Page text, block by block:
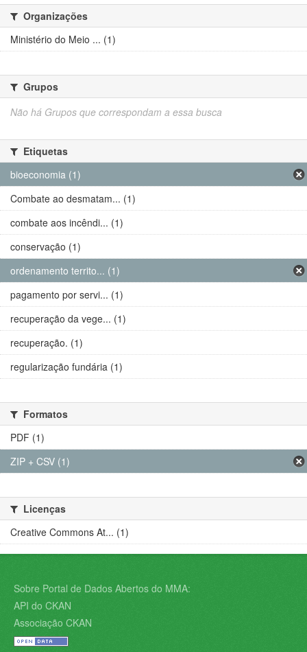
Organizações
Ministério do Meio ... (1)
Grupos
Não há Grupos que correspondam a essa busca
Etiquetas
bioeconomia (1)
Combate ao desmatam... (1)
combate aos incêndi... (1)
conservação (1)
ordenamento territo... (1)
pagamento por servi... (1)
recuperação da vege... (1)
recuperação. (1)
regularização fundária (1)
Formatos
PDF (1)
ZIP + CSV (1)
Licenças
Creative Commons At... (1)
Sobre Portal de Dados Abertos do MMA:
API do CKAN
Associação CKAN